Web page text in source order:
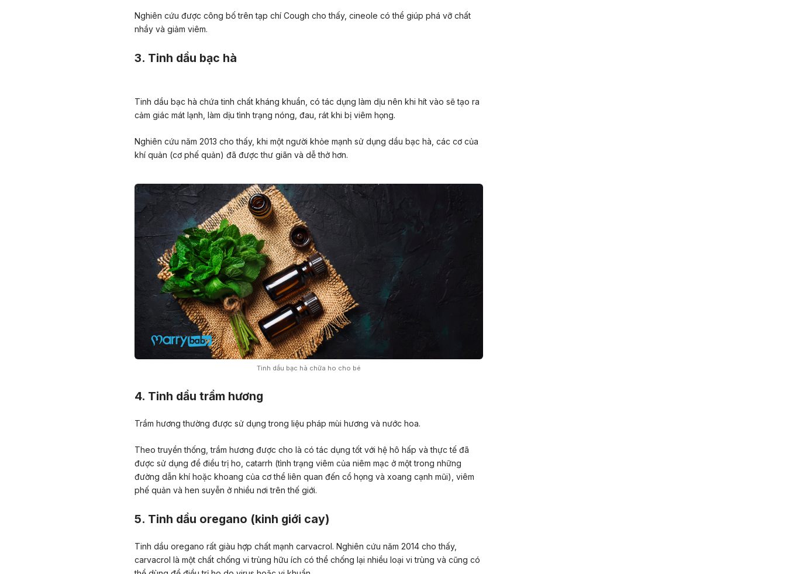
Nghiên cứu được công bố trên tạp chí Cough cho thấy, cineole có thể giúp phá vỡ chất
nhầy và giảm viêm.
3. Tinh dầu bạc hà
Tinh dầu bạc hà chứa tinh chất kháng khuẩn , có tác dụng làm dịu nên khi hít vào sẽ tạo ra
cảm giác mát lạnh, làm dịu tình trạng nóng, đau, rát khi bị viêm họng.
Nghiên cứu năm 2013 cho thấy, khi một người khỏe mạnh sử dụng dầu bạc hà, các cơ của
khí quản (cơ phế quản) đã được thư giãn và dễ thở hơn.
Tinh dầu bạc hà chữa ho cho bé
4. Tinh dầu trầm hương
Trầm hương thường được sử dụng trong liệu pháp mùi hương và nước hoa.
Theo truyền thống, trầm hương được cho là có tác dụng tốt với hệ hô hấp và thực tế đã
được sử dụng để điều trị ho, catarrh (tình trạng viêm của niêm mạc ở một trong những
đường dẫn khí hoặc khoang của cơ thể liên quan đến cổ họng và xoang cạnh mũi) viêm
phế quản và hen suyễn ở nhiều nơi trên thế giới.
5. Tinh dầu oregano (kinh giới cay)
Tinh dầu oregano rất giàu hợp chất mạnh carvacrol. Nghiên cứu năm 2014 cho thấy,
carvacrol là một chất chống vi trùng hữu ích có thể chống lại nhiều loại vi trùng và cũng có